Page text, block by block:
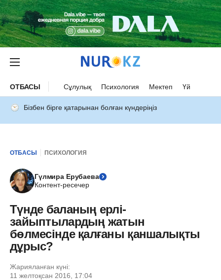
ОТБАСЫ Сұлулық Психология Мектеп Үй
Бізбен бірге қатарынан болған күндеріңіз
ОТБАСЫ ПСИХОЛОГИЯ
Гүлмира Ерубаева
Контент-ресечер
Түнде баланың ерлі-
зайыптылардың жатын
бөлмесінде қалғаны қаншалықты
дұрыс?
Жарияланған күні:
11 желтоқсан 2016, 17:04